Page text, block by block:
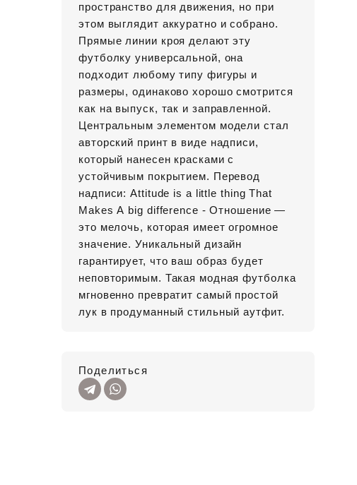
пространство для движения, но при
этом выглядит аккуратно и собрано.
Прямые линии кроя делают эту
футболку универсальной, она
подходит любому типу фигуры и
размеры, одинаково хорошо смотрится
как на выпуск, так и заправленной.
Центральным элементом модели стал
авторский принт в виде надписи,
который нанесен красками с
устойчивым покрытием. Перевод
надписи: Attitude is a little thing That
Makes А big difference - Отношение —
это мелочь, которая имеет огромное
значение. Уникальный дизайн
гарантирует, что ваш образ будет
неповторимым. Такая модная футболка
мгновенно превратит самый простой
лук в продуманный стильный аутфит.
Поделиться